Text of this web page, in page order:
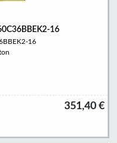
16
16
351,40 €